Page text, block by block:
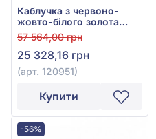
Каблучка з червоно-
жовто-білого золота
585°, арт. 120951
57 564,00 грн
25 328,16 грн
(арт. 120951)
Купити
-56%